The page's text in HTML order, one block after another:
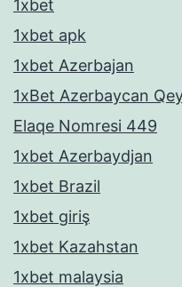
1xbet
1xbet apk
1xbet Azerbajan
1xBet Azerbaycan
Elaqe Nomresi 449
1xbet Azerbaydjan
1xbet Brazil
1xbet giriş
1xbet Kazahstan
1xbet malaysia